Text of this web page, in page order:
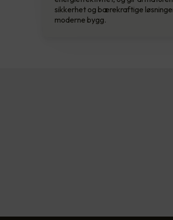
sikkerhet og bærekraftige
moderne bygg.